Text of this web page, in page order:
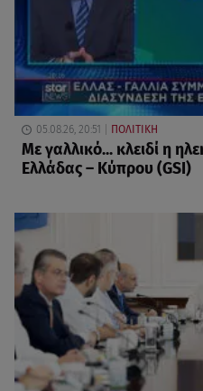
05.08.26, 20:51 ΠΟΛΙΤΙΚΗ
Με γαλλικό... κλειδί η
Ελλάδας – Κύπρου (GSI)